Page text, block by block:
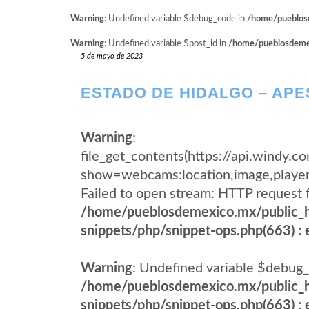
Warning: Undefined variable $debug_code in /home/
Warning: Undefined variable $post_id in /home/
5 de mayo de 2023
ESTADO DE HIDALGO –
Warning:
file_get_contents(https://
Failed to open stream: HTTP
/home/pueblosdemexico.mx/
snippets/php/snippet-ops.php(663) :
Warning: Undefined variable
/home/pueblosdemexico.mx/
snippets/php/snippet-ops.php(663) :